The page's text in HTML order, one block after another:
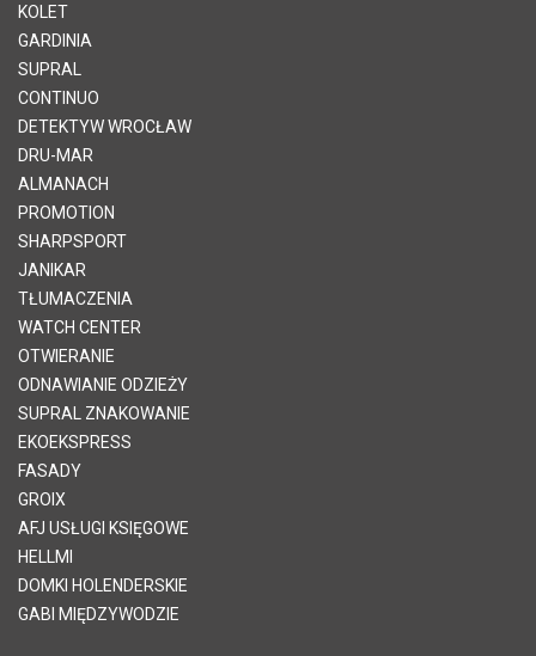
KOLET
GARDINIA
SUPRAL
CONTINUO
DETEKTYW WROCŁAW
DRU-MAR
ALMANACH
PROMOTION
SHARPSPORT
JANIKAR
TŁUMACZENIA
WATCH CENTER
OTWIERANIE
ODNAWIANIE ODZIEŻY
SUPRAL ZNAKOWANIE
EKOEKSPRESS
FASADY
GROIX
AFJ USŁUGI KSIĘGOWE
HELLMI
DOMKI HOLENDERSKIE
GABI MIĘDZYWODZIE